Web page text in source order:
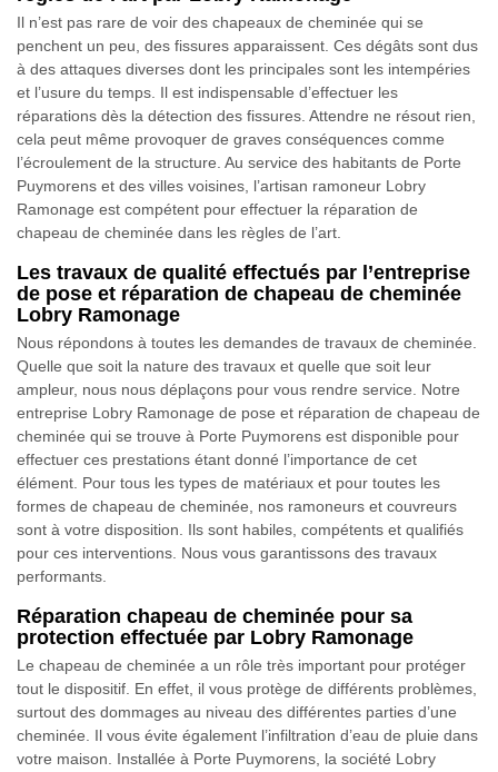
Il n’est pas rare de voir des chapeaux de cheminée qui se
penchent un peu, des fissures apparaissent. Ces dégâts sont dus
à des attaques diverses dont les principales sont les intempéries
et l’usure du temps. Il est indispensable d’effectuer les
réparations dès la détection des fissures. Attendre ne résout rien,
cela peut même provoquer de graves conséquences comme
l’écroulement de la structure. Au service des habitants de Porte
Puymorens et des villes voisines, l’artisan ramoneur Lobry
Ramonage est compétent pour effectuer la réparation de
chapeau de cheminée dans les règles de l’art.
Les travaux de qualité effectués par l’entreprise
de pose et réparation de chapeau de cheminée
Lobry Ramonage
Nous répondons à toutes les demandes de travaux de cheminée.
Quelle que soit la nature des travaux et quelle que soit leur
ampleur, nous nous déplaçons pour vous rendre service. Notre
entreprise Lobry Ramonage de pose et réparation de chapeau de
cheminée qui se trouve à Porte Puymorens est disponible pour
effectuer ces prestations étant donné l’importance de cet
élément. Pour tous les types de matériaux et pour toutes les
formes de chapeau de cheminée, nos ramoneurs et couvreurs
sont à votre disposition. Ils sont habiles, compétents et qualifiés
pour ces interventions. Nous vous garantissons des travaux
performants.
Réparation chapeau de cheminée pour sa
protection effectuée par Lobry Ramonage
Le chapeau de cheminée a un rôle très important pour protéger
tout le dispositif. En effet, il vous protège de différents problèmes,
surtout des dommages au niveau des différentes parties d’une
cheminée. Il vous évite également l’infiltration d’eau de pluie dans
votre maison. Installée à Porte Puymorens, la société Lobry